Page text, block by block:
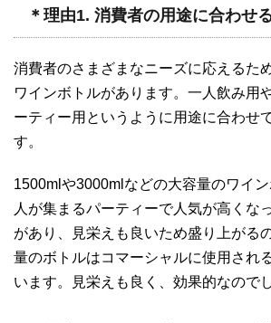
＊理由1. 消費者の用途に合わせ
消費者のさまざまなニーズに応えるた
ワインボトルがあります。一人飲み用
ーティー用というように用途に合わせ
す。
1500mlや3000mlなどの大容量のワイ
人が集まるパーティーで人気が高くな
があり、見栄えも良いため盛り上がる
量のボトルはコマーシャルに使用され
います。見栄えも良く、効果的なので